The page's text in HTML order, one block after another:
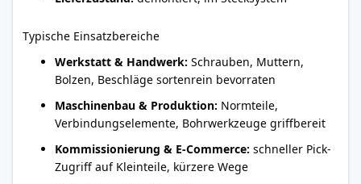
Typische Einsatzbereiche
Werkstatt & Handwerk: Schrauben, Muttern,
Bolzen, Beschläge sortenrein bevorraten
Maschinenbau & Produktion: Normteile,
Verbindungselemente, Bohrwerkzeuge griffbereit
Kommissionierung & E-Commerce: schneller Pick-
Zugriff auf Kleinteile, kürzere Wege